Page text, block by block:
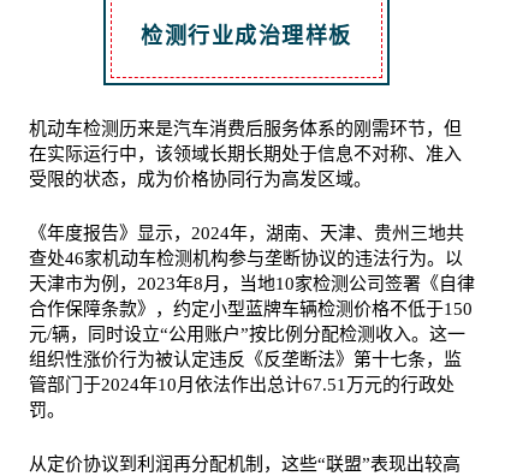
检测行业成治理样板
机动车检测历来是汽车消费后服务体系的刚需环节，但
在实际运行中，该领域长期长期处于信息不对称、准入
受限的状态，成为价格协同行为高发区域。
《年度报告》显示，2024年，湖南、天津、贵州三地共
查处46家机动车检测机构参与垄断协议的违法行为。以
天津市为例，2023年8月，当地10家检测公司签署《自律
合作保障条款》，约定小型蓝牌车辆检测价格不低于150
元/辆，同时设立“公用账户”按比例分配检测收入。这一
组织性涨价行为被认定违反《反垄断法》第十七条，监
管部门于2024年10月依法作出总计67.51万元的行政处
罚。
从定价协议到利润再分配机制，这些“联盟”表现出较高